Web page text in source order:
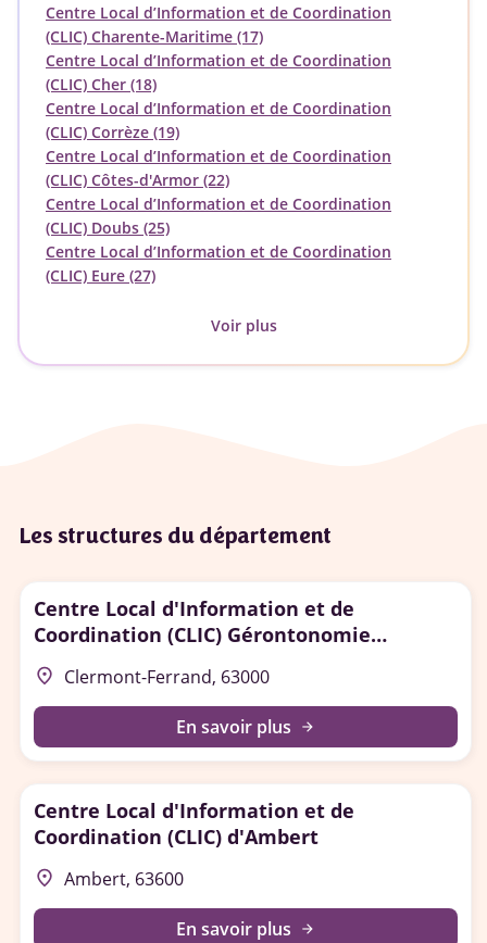
Centre Local d’Information et de Coordination
(CLIC) Charente-Maritime (17)
Centre Local d’Information et de Coordination
(CLIC) Cher (18)
Centre Local d’Information et de Coordination
(CLIC) Corrèze (19)
Centre Local d’Information et de Coordination
(CLIC) Côtes-d'Armor (22)
Centre Local d’Information et de Coordination
(CLIC) Doubs (25)
Centre Local d’Information et de Coordination
(CLIC) Eure (27)
Voir plus
Les structures du département
Centre Local d'Information et de
Coordination (CLIC) Gérontonomie
Clermont Auvergne Métropole
place Clermont-Ferrand, 63000
En savoir plus arrow_forward
Centre Local d'Information et de
Coordination (CLIC) d'Ambert
place Ambert, 63600
En savoir plus arrow_forward